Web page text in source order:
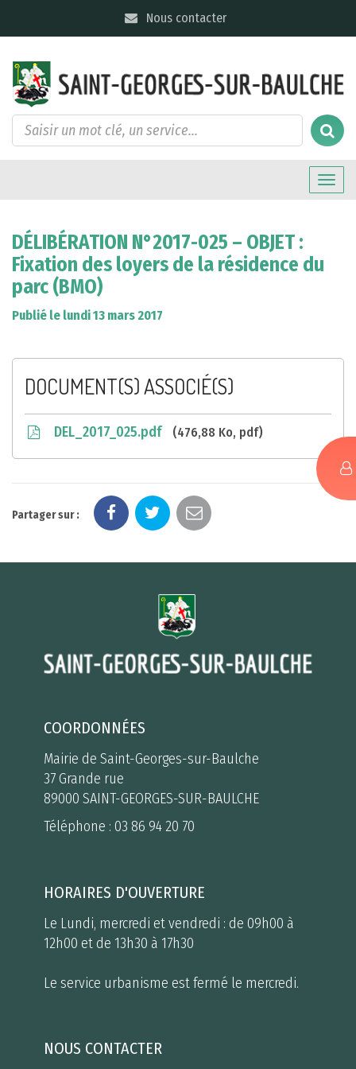
Nous contacter
Toggle
DÉLIBÉRATION N°2017-025 – OBJET :
Fixation des loyers de la résidence du
parc (BMO)
Publié le lundi 13 mars 2017
DOCUMENT(S) ASSOCIÉ(S)
DEL_2017_025.pdf 476,88 Ko, pdf
Partager sur :
COORDONNÉES
Mairie de Saint-Georges-sur-Baulche
37 Grande rue
89000 SAINT-GEORGES-SUR-BAULCHE
Téléphone : 03 86 94 20 70
HORAIRES D'OUVERTURE
Le Lundi, mercredi et vendredi : de 09h00 à
12h00 et de 13h30 à 17h30
Le service urbanisme est fermé le mercredi.
NOUS CONTACTER